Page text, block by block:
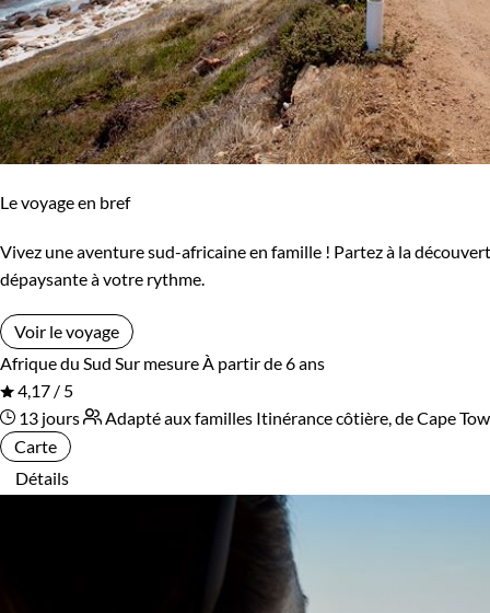
Le voyage en bref
Vivez une aventure sud-africaine en famille ! Partez à la
dépaysante à votre rythme.
Voir le voyage
Afrique du Sud Sur mesureÀ partir de 6 ans
4,17 / 5
13 jours
Adapté aux familles Itinérance côtière, de Cape
Carte
Détails